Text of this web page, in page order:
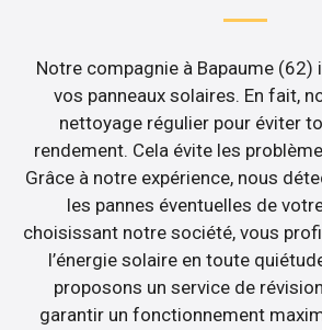
Notre compagnie à Bapaume (62)
vos panneaux solaires. En fait,
nettoyage régulier pour éviter
rendement. Cela évite les
Grâce à notre expérience, nous
les pannes éventuelles de
choisissant notre société, vous
l’énergie solaire en toute
proposons un service de
garantir un fonctionnement